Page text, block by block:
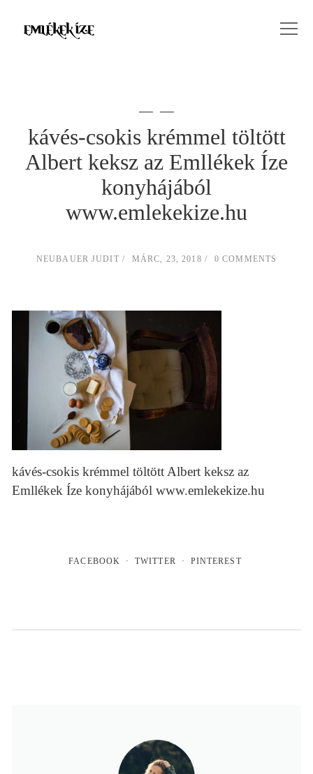
kávés-csokis krémmel töltött
Albert keksz az Emllékek Íze
konyhájából
www.emlekekize.hu
NEUBAUER JUDIT MÁRC, 23, 2018 0 COMMENTS
kávés-csokis krémmel töltött Albert keksz az
Emllékek Íze konyhájából www.emlekekize.hu
FACEBOOK TWITTER PINTEREST